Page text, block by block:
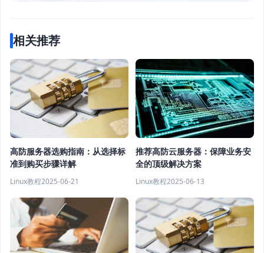
相关推荐
高防服务器选购指南：从选择标
准到购买步骤详解
Linux教程2025-06-21
推荐高防云服务器：保障业务安
全的顶级解决方案
Linux教程2025-06-13